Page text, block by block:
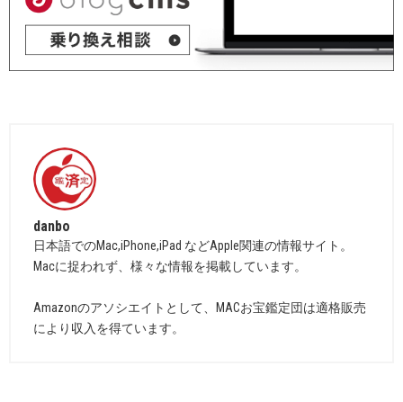
danbo
日本語でのMac,iPhone,iPad などApple関連の情報サイト。
Macに捉われず、様々な情報を掲載しています。
Amazonのアソシエイトとして、MACお宝鑑定団は適格販売
により収入を得ています。